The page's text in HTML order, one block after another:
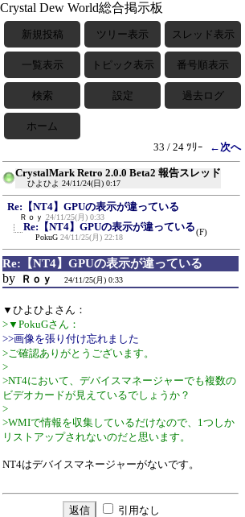
Crystal Dew World総合掲示板
新規投稿 ツリー表示 スレッド表示
一覧表示 トピック表示 番号順表示
検索 設定 過去ログ
ホーム
33 / 24 ﾂﾘｰ
←次へ
CrystalMark Retro 2.0.0 Beta2 報告スレッド
ひよひよ 24/11/24(日) 0:17
Re:【NT4】GPUの表示が違っている
Ｒｏｙ 24/11/25(月) 0:33
Re:【NT4】GPUの表示が違っている
PokuG 24/11/25(月) 22:18
(F)
Re:【NT4】GPUの表示が違っている
by Ｒｏｙ 24/11/25(月) 0:33
▼ひよひよさん：
>▼PokuGさん：
>>画像を張り付け忘れました
>ご確認ありがとうございます。
>
>NT4において、デバイスマネージャーでも複数の
ビデオカードが見えているでしょうか？
>
>WMIで情報を収集しているだけなので、1つしか
リストアップされないのだと思います。
NT4はデバイスマネージャーがないです。
引用なし